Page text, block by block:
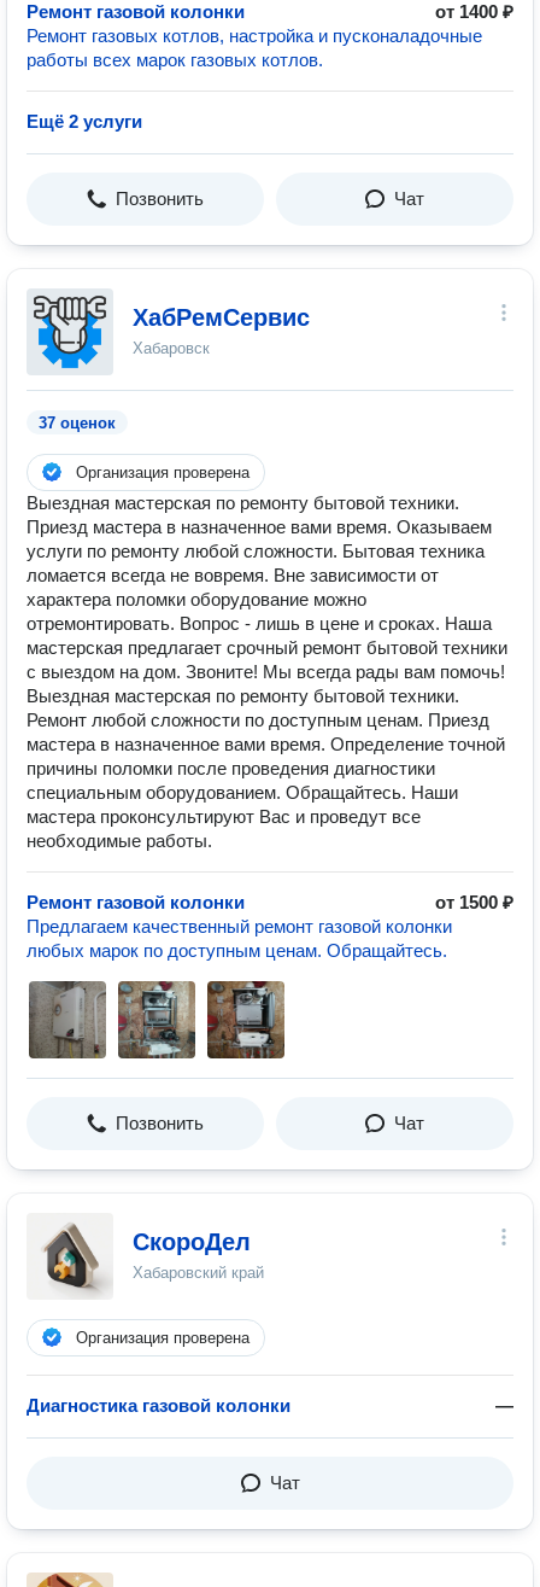
Ремонт газовой колонки
от 1400 ₽
Ремонт газовых котлов, настройка и пусконаладочные
работы всех марок газовых котлов.
Ещё 2 услуги
Позвонить Чат
ХабРемСервис
Хабаровск
37 оценок
Организация проверена
Выездная мастерская по ремонту бытовой техники.
Приезд мастера в назначенное вами время. Оказываем
услуги по ремонту любой сложности. Бытовая техника
ломается всегда не вовремя. Вне зависимости от
характера поломки оборудование можно
отремонтировать. Вопрос - лишь в цене и сроках. Наша
мастерская предлагает срочный ремонт бытовой техники
с выездом на дом. Звоните! Мы всегда рады вам помочь!
Выездная мастерская по ремонту бытовой техники.
Ремонт любой сложности по доступным ценам. Приезд
мастера в назначенное вами время. Определение точной
причины поломки после проведения диагностики
специальным оборудованием. Обращайтесь. Наши
мастера проконсультируют Вас и проведут все
необходимые работы.
Ремонт газовой колонки
от 1500 ₽
Предлагаем качественный ремонт газовой колонки
любых марок по доступным ценам. Обращайтесь.
Позвонить Чат
СкороДел
Хабаровский край
Организация проверена
Диагностика газовой колонки —
Чат